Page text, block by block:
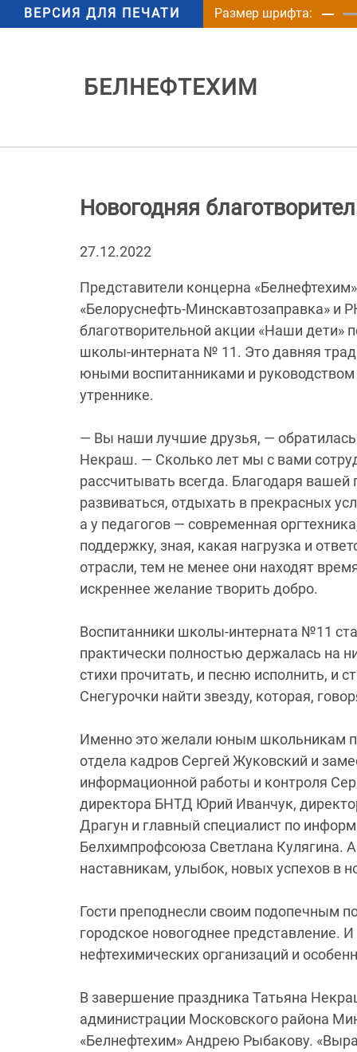
ВЕРСИЯ ДЛЯ ПЕЧАТИ Размер шрифта:
БЕЛНЕФТЕХИМ
Новогодняя
27.12.2022
Представители концерна
«Белоруснефть-Минскавтозаправка» и
благотворительной акции «Наши дети»
школы-интерната № 11. Это давняя
юными воспитанниками и
утреннике.
— Вы наши лучшие друзья, —
Некраш. — Сколько лет мы с вами
рассчитывать всегда. Благодаря
развиваться, отдыхать в прекрасных
а у педагогов — современная
поддержку, зная, какая нагрузка и
отрасли, тем не менее они находят
искреннее желание творить добро.
Воспитанники школы-интерната №11
практически полностью держалась на
стихи прочитать, и песню исполнить, и
Снегурочки найти звезду, которая,
Именно это желали юным школьникам
отдела кадров Сергей Жуковский и
информационной работы и контроля
директора БНТД Юрий Иванчук,
Драгун и главный специалист по
Белхимпрофсоюза Светлана Кулягина.
наставникам, улыбок, новых успехов в
Гости преподнесли своим подопечным
городское новогоднее представление.
нефтехимических организаций и
В завершение праздника Татьяна
администрации Московского района
«Белнефтехим» Андрею Рыбакову.